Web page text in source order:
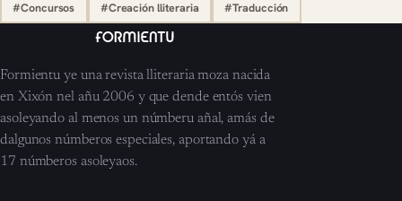
#Concursos #Creación lliteraria #Traducción
Formientu ye una revista lliteraria moza nacida
en Xixón nel añu 2006 y que dende entós vien
asoleyando al menos un númberu añal, amás de
dalgunos númberos especiales, aportando yá a
17 númberos asoleyaos.